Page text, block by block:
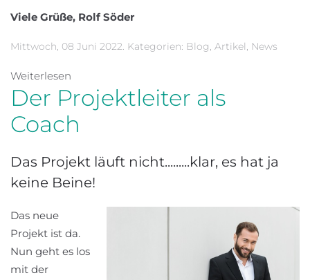
Viele Grüße, Rolf Söder
Mittwoch, 08 Juni 2022. Kategorien: Blog, Artikel, News
Weiterlesen
Der Projektleiter als
Coach
Das Projekt läuft nicht.........klar, es hat ja
keine Beine!
Das neue
Projekt ist da.
Nun geht es los
mit der